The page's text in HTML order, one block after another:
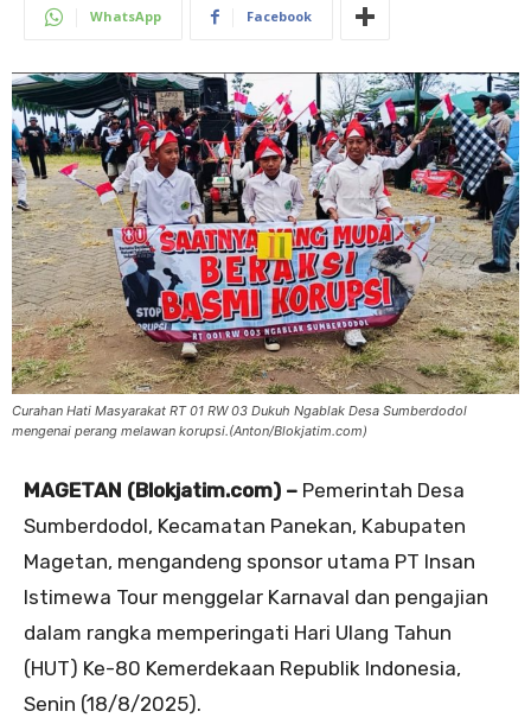
WhatsApp Facebook
Curahan Hati Masyarakat RT 01 RW 03 Dukuh Ngablak Desa Sumberdodol
mengenai perang melawan korupsi.(Anton/Blokjatim.com)
MAGETAN (Blokjatim.com) – Pemerintah Desa
Sumberdodol, Kecamatan Panekan, Kabupaten
Magetan, mengandeng sponsor utama PT Insan
Istimewa Tour menggelar Karnaval dan pengajian
dalam rangka memperingati Hari Ulang Tahun
(HUT) Ke-80 Kemerdekaan Republik Indonesia,
Senin (18/8/2025).